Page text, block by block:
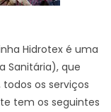
Hidrotex é uma
Sanitária), que
os serviços
tem os seguintes